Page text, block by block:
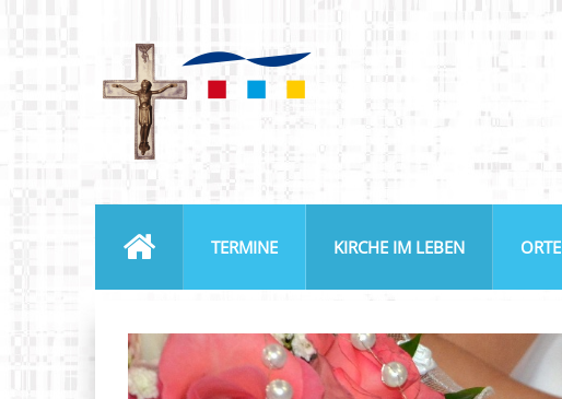
TERMINE KIRCHE IM LEBEN ORTE